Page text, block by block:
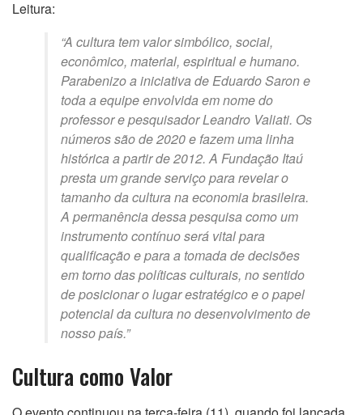
Leitura:
“A cultura tem valor simbólico, social,
econômico, material, espiritual e humano.
Parabenizo a iniciativa de Eduardo Saron e
toda a equipe envolvida em nome do
professor e pesquisador Leandro Valiati. Os
números são de 2020 e fazem uma linha
histórica a partir de 2012. A Fundação Itaú
presta um grande serviço para revelar o
tamanho da cultura na economia brasileira.
A permanência dessa pesquisa como um
instrumento contínuo será vital para
qualificação e para a tomada de decisões
em torno das políticas culturais, no sentido
de posicionar o lugar estratégico e o papel
potencial da cultura no desenvolvimento de
nosso país.”
Cultura como Valor